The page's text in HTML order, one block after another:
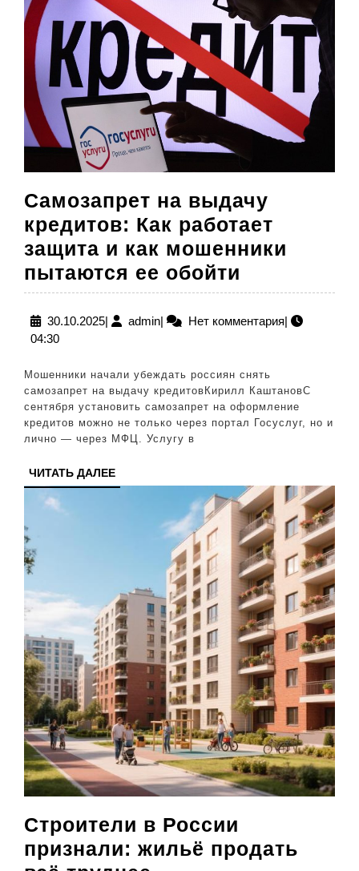
Самозапрет на выдачу
кредитов: Как работает
защита и как мошенники
пытаются ее обойти
на
выдачу
Как
работает
защита
пытаются
ее
обойти
30.10.202530.10.2025
| adminadmin
| Нет комментария|
04:30
Мошенники начали убеждать россиян снять
самозапрет на выдачу кредитовКирилл КаштановС
сентября установить самозапрет на оформление
кредитов можно не только через портал Госуслуг, но и
лично — через МФЦ. Услугу в
ЧИТАТЬ ДАЛЕЕЧИТАТЬ
ДАЛЕЕ
Строители в России
признали: жильё продать